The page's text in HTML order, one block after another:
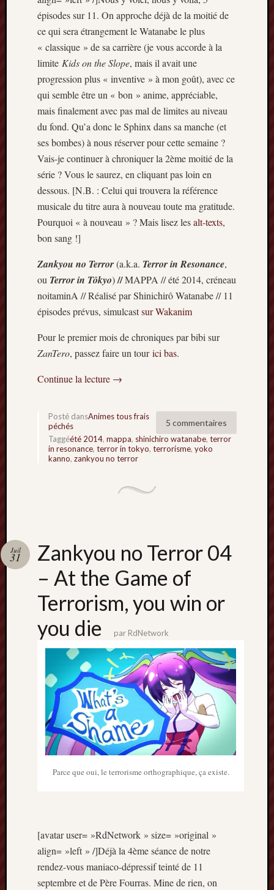
épisodes sur 11. On approche déjà de la moitié de
ce qui sera étrangement le Watanabe le plus
« classique » de sa carrière (je vous accorde à la
limite Kids on the Slope, mais il avait une
progression plus « inventive » à mon goût), avec ce
qui semble être un « bon » anime, appréciable,
mais finalement avec pas mal de limites au niveau
du fond. Qu’a donc le Sphinx dans sa manche (et
ses bombes) à nous réserver pour cette semaine ?
Vais-je continuer à chroniquer la 2ème moitié de la
série ? Vous le saurez, en cliquant pas loin en
dessous. [N.B. : Celui qui trouvera la référence
musicale du titre aura à nouveau toute ma gratitude.
Pourquoi « à nouveau » ? Mais lisez lesalt-texts,
bon sang !]
Zankyou no Terror(a.k.a. Terror in Resonance,
ou Terror in Tôkyo)//MAPPA // été 2014, créneau
noitaminA // Réalisé par Shinichirô Watanabe // 11
épisodes prévus, simulcastsur Wakanim
Pour le premier mois de chroniques par bibi sur
ZanTero, passez faire un tourici bas.
Continue la lecture →
5 commentaires
Posté dansAnimes tous frais
péchés
Taggéété 2014, mappa, shinichiro watanabe, terror
in resonance, terror in tokyo, terrorisme, yoko
kanno, zankyou no terror
Zankyou no Terror 04
– At the Game of
Terrorism, you win or
you die
Juil
31
par RdNetwork
Parce que oui, le terrorisme orthographique, ça existe.
[avatar user= »RdNetwork » size= »original »
align= »left » /]Déjà la 4ème séance de notre
rendez-vous maniaco-dépressif teinté de 11
septembre et de Père Fourras. Mine de rien, on